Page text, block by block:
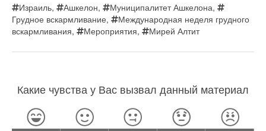
Израиль, Ашкелон, Муниципалитет Ашкелона,
Грудное вскармливание,
Международная неделя грудного
вскармливания, Мероприятия, Мирей Алтит
Какие чувства у Вас вызвал данный материал